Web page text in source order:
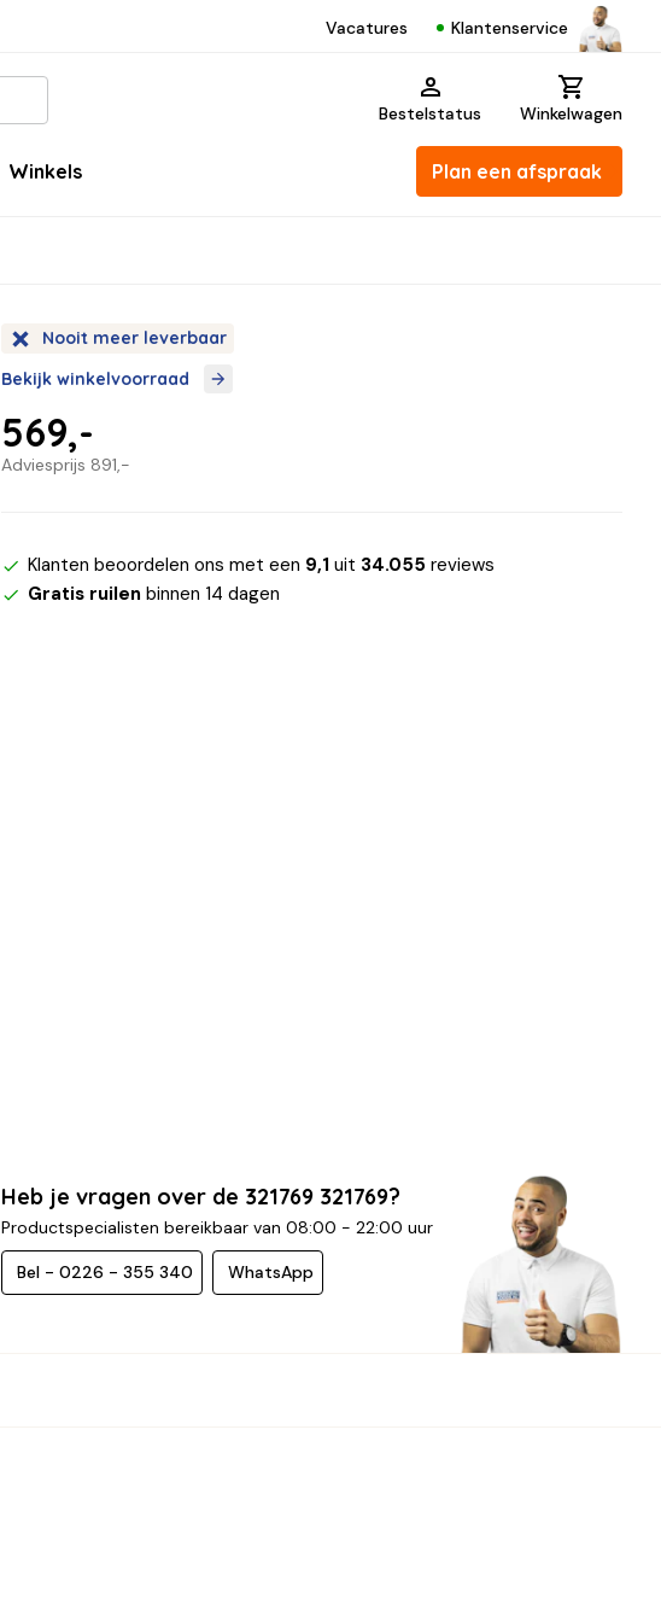
Vacatures Klantenservice
Bestelstatus Winkelwagen
Winkels Plan een afspraak
Nooit meer leverbaar
Bekijk winkelvoorraad
Adviesprijs 891,-
569,-
Klanten beoordelen ons met een 9,1 uit 34.055 reviews
Gratis ruilen binnen 14 dagen
Heb je vragen over de 321769 321769?
Productspecialisten bereikbaar van 08:00 - 22:00 uur
Bel - 0226 - 355 340 WhatsApp